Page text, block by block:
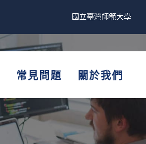
國立臺灣師範大學
常見問題 關於我們